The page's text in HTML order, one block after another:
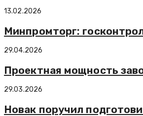
13.02.2026
Минпромторг:
29.04.2026
Проектная мощность
29.03.2026
Новак поручил